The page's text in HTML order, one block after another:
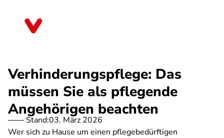
Verhinderungspflege: Das
müssen Sie als pflegende
Angehörigen beachten
Stand:03. März 2026
Wer sich zu Hause um einen pflegebedürftigen